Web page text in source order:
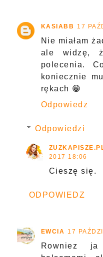
KASIABB 17
Nie miałam
ale widzę,
polecenia.
koniecznie
rękach 😁
Odpowiedz
Odpowiedzi
2017 18:06
Cieszę się.
ODPOWIEDZ
EWCIA 17
Rowniez